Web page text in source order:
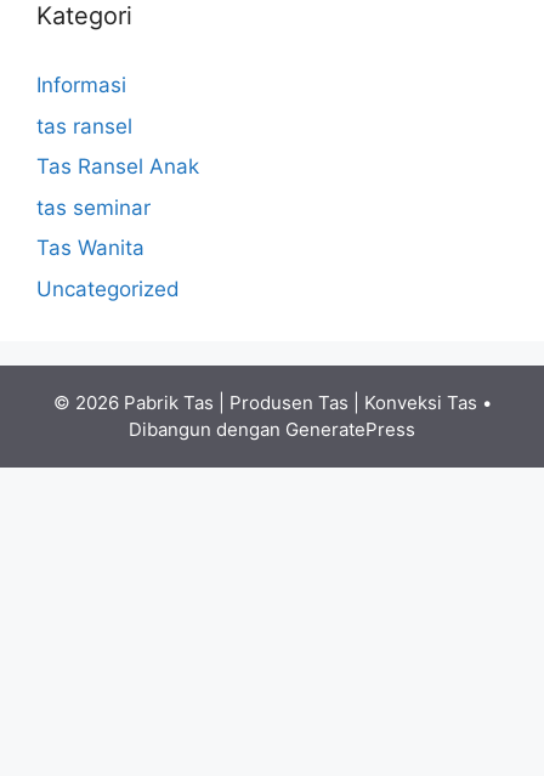
Kategori
Informasi
tas ransel
Tas Ransel Anak
tas seminar
Tas Wanita
Uncategorized
© 2026 Pabrik Tas | Produsen Tas | Konveksi Tas •
Dibangun dengan GeneratePress